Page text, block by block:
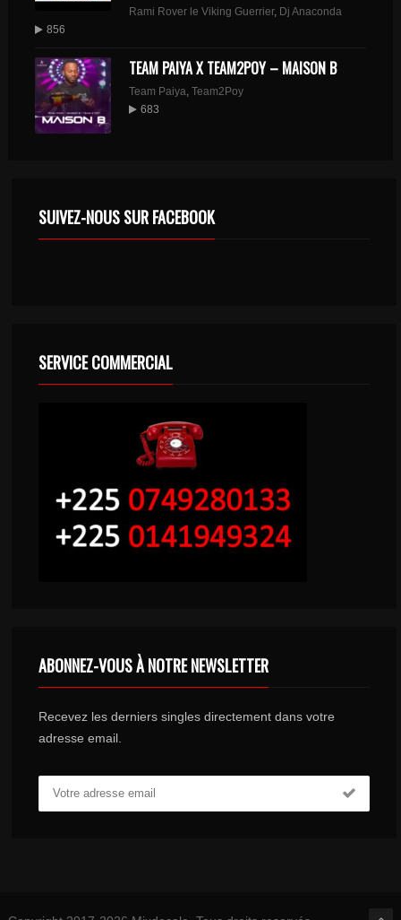
Rami Rover le Viking Guerrier, Dj Anaconda
856
TEAM PAIYA X TEAM2POY – MAISON B
Team Paiya, Team2Poy
683
SUIVEZ-NOUS SUR FACEBOOK
SERVICE COMMERCIAL
ABONNEZ-VOUS À NOTRE NEWSLETTER
Recevez les derniers singles directement dans votre
adresse email.